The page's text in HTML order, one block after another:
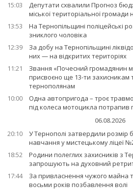
15:03
Депутати схвалили Прогноз
міської територіальної громади
13:53
На Тернопільщині поліцейські
зниклого чоловіка
12:39
За добу на Тернопільщині
них — на відкритих територіях
11:21
Звання «Почесний громадянин
присвоєно ще 13-ти
тернополянам
10:00
Одна автопригода – троє
під колеса мотоцикла потрапив
06.08.2026
20:10
У Тернополі затвердили розмір
навчання у мистецькому ліцеї
18:52
Родини полеглих захисників з
запрошують на духовний
17:44
За привласнення чужого майна
восьми років позбавлення волі